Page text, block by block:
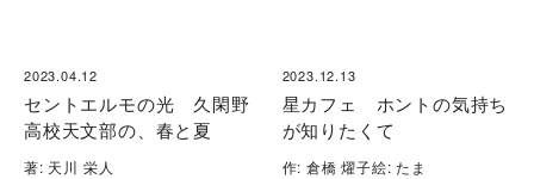
2023.04.12
セントエルモの光 久閑野
高校天文部の、春と夏
著: 天川 栄人
2023.12.13
星カフェ ホントの気持ち
が知りたくて
作: 倉橋 燿子絵: たま